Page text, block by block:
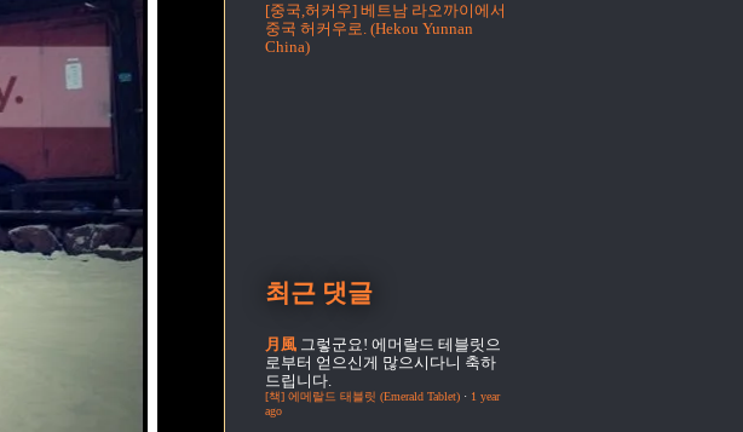
[중국,허커우] 베트남 라오까이에서
중국 허커우로. (Hekou Yunnan
China)
최근 댓글
月風 그렇군요! 에머랄드 테블릿으
로부터 얻으신게 많으시다니 축하
드립니다.
[책] 에메랄드 태블릿 (Emerald Tablet) · 1 year
ago